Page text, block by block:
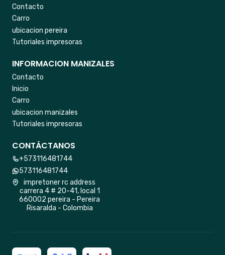
Contacto
Carro
ubicacion pereira
Tutoriales impresoras
INFORMACION MANIZALES
Contacto
Inicio
Carro
ubicacion manizales
Tutoriales impresoras
CONTÁCTANOS
+573116481744
573116481744
impretoner rc address
carrera 4 # 20-41, local 1
660002 pereira - Pereira
Risaralda - Colombia